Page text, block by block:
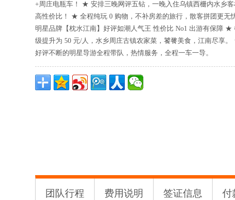
+周庄电瓶车！ ★ 安排三晚网评五钻，一晚入住乌镇西栅内水乡客
高性价比！ ★ 全程纯玩 0 购物，不补房差的旅行，散客拼团更无
明星品牌【枕水江南】好评如潮人气王 性价比 No1 出游有保障 ★
级提升为 50 元/人，水乡周庄古镇农家菜，饕餮美食，江南尽享
好评不断的明星导游全程带队，热情服务，全程一车一导。
团队行程 费用说明 签证信息 付